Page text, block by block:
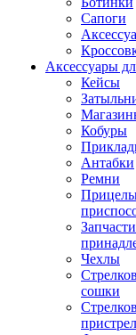
Сапоги
Аксессуары
Кейсы
Кобуры
Антабки
Ремни
Чехлы
сошки